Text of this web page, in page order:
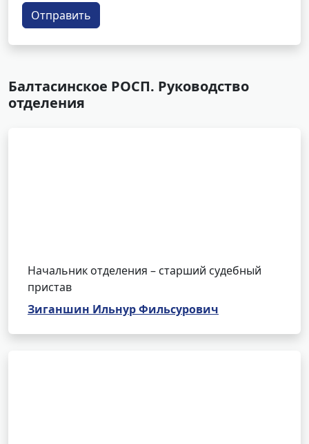
Отправить
Балтасинское РОСП. Руководство
отделения
Начальник отделения – старший судебный
пристав
Зиганшин Ильнур Фильсурович